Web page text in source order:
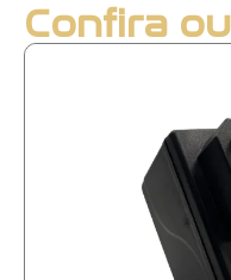
Confira